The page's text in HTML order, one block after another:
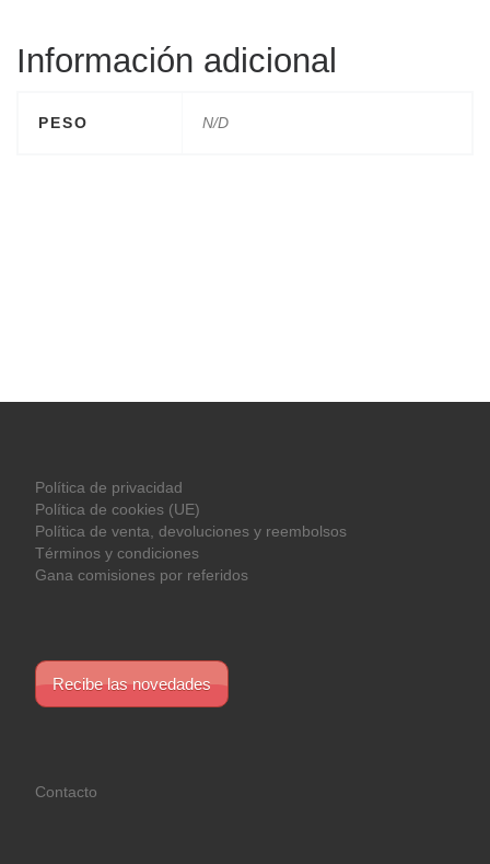
Información adicional
PESO N/D
Política de privacidad
Política de cookies (UE)
Política de venta, devoluciones y reembolsos
Términos y condiciones
Gana comisiones por referidos
Recibe las novedades
Contacto